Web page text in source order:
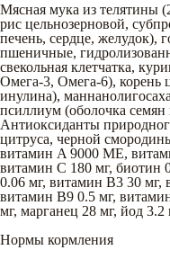
Мясная мука из телятины
рис цельнозерновой,
печень, сердце, желудок),
пшеничные,
свекольная клетчатка,
Омега-3, Омега-6), корень
инулина),
псиллиум (оболочка
Антиоксиданты
цитруса, черной
витамин A 9000 МЕ,
витамин C 180 мг, биотин
0.06 мг, витамин В3 30 мг,
витамин В9 0.5 мг,
мг, марганец 28 мг, йод 3.2
Нормы кормления